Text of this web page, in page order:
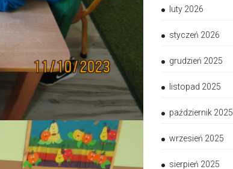
luty 2026
styczeń 2026
grudzień 2025
listopad 2025
październik 2025
wrzesień 2025
sierpień 2025